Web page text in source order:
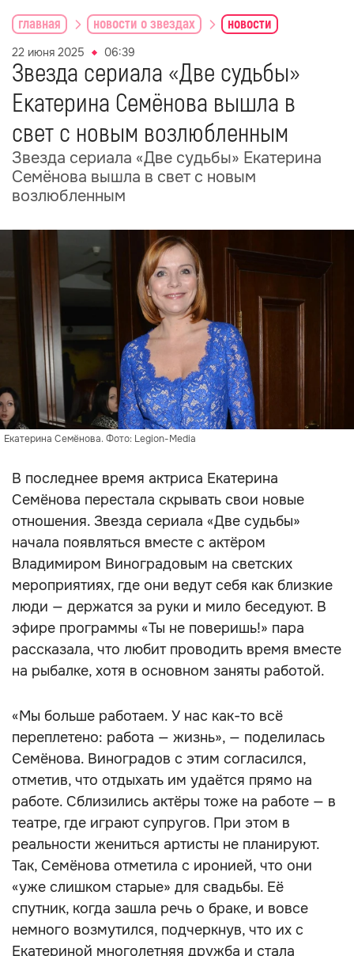
главная новости о звездах новости
22 июня 2025 06:39
Звезда сериала «Две судьбы»
Екатерина Семёнова вышла в
свет с новым возлюбленным
Звезда сериала «Две судьбы» Екатерина
Семёнова вышла в свет с новым
возлюбленным
Екатерина Семёнова. Фото: Legion-Media
В последнее время актриса Екатерина
Семёнова перестала скрывать свои новые
отношения. Звезда сериала «Две судьбы»
начала появляться вместе с актёром
Владимиром Виноградовым на светских
мероприятиях, где они ведут себя как близкие
люди — держатся за руки и мило беседуют. В
эфире программы «Ты не поверишь!» пара
рассказала, что любит проводить время вместе
на рыбалке, хотя в основном заняты работой.
«Мы больше работаем. У нас как-то всё
переплетено: работа — жизнь», — поделилась
Семёнова. Виноградов с этим согласился,
отметив, что отдыхать им удаётся прямо на
работе. Сблизились актёры тоже на работе — в
театре, где играют супругов. При этом в
реальности жениться артисты не планируют.
Так, Семёнова отметила с иронией, что они
«уже слишком старые» для свадьбы. Её
спутник, когда зашла речь о браке, и вовсе
немного возмутился, подчеркнув, что их с
Екатериной многолетняя дружба и стала